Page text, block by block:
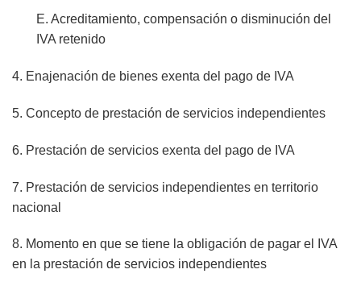
E. Acreditamiento, compensación o disminución del
IVA retenido
4. Enajenación de bienes exenta del pago de IVA
5. Concepto de prestación de servicios independientes
6. Prestación de servicios exenta del pago de IVA
7. Prestación de servicios independientes en territorio
nacional
8. Momento en que se tiene la obligación de pagar el IVA
en la prestación de servicios independientes